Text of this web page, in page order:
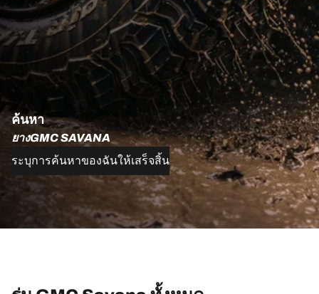
ค้นหา
ยางGMC SAVANA
ระบุการค้นหาของฉันให้เสร็จสิ้น